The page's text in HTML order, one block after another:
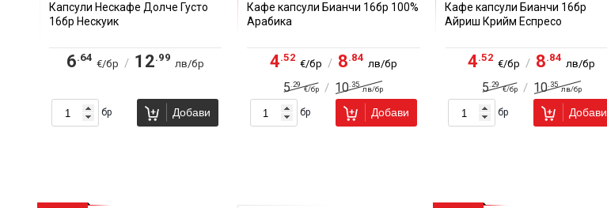
Капсули Нескафе Долче Густо
16бр Нескуик
6.64
€/бр / 12.99
лв/бр
бр Добави
Кафе капсули Бианчи 16бр 100%
Арабика
4.52
€/бр / 8.84
лв/бр
5 .29
€/бр / 10 .35
лв/бр
бр Добави
Кафе капсули Бианчи 16бр
Айриш Крийм Еспресо
4.52
€/бр / 8.84
лв/бр
5 .29
€/бр / 10 .35
лв/бр
бр Добави